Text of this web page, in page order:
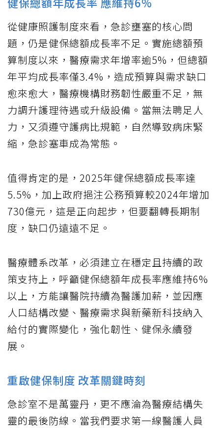
從健康照護制度來看，急診壅塞的核心問
題，仍是健保總額成長率不足。實施總額預
算制度以來，醫療需求年增率逾5%，但總額
年平均成長率僅3.4%，造成預算與需求缺口
愈來愈大，醫療機構財務韌性嚴重不足，無
力調升護理待遇或升級設備。當無法聘足人
力，又須遵守護病比規範，自然導致病床緊
縮，急診塞車成為常態。
值得肯定的是，2025年健保總額成長率達
5.5%，加上政府挹注公務預算較2024年增加
730億元，這是正向起步，但要翻轉長期制
度，缺口仍遠遠不足。
醫療體系改革，必須建立在穩定且持續的政
策支持上，呼籲健保總額年成長率應維持6%
以上，方能讓醫院持續為醫護加薪，並因應
人口結構改變、醫療需求與新藥新科技納入
給付的實際變化，強化韌性、健保永續發
展。
重啟健保制度 改革關鍵時刻
急診室不是萬靈丹，更不應淪為醫療結構失
靈的最後防線。當我們要求第一線醫護人員